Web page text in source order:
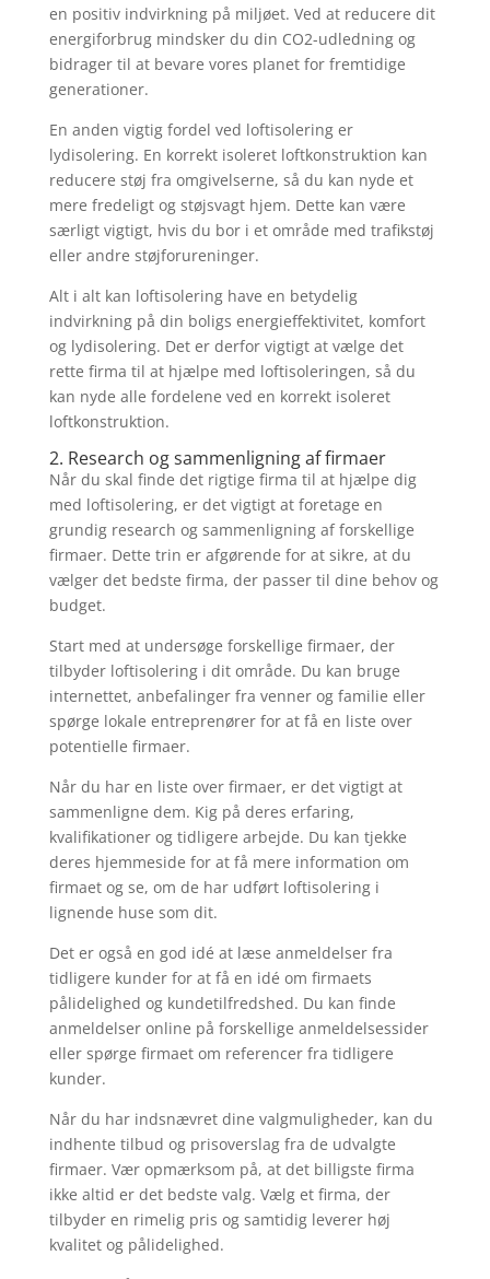
en positiv indvirkning på miljøet. Ved at reducere dit
energiforbrug mindsker du din CO2-udledning og
bidrager til at bevare vores planet for fremtidige
generationer.
En anden vigtig fordel ved loftisolering er
lydisolering. En korrekt isoleret loftkonstruktion kan
reducere støj fra omgivelserne, så du kan nyde et
mere fredeligt og støjsvagt hjem. Dette kan være
særligt vigtigt, hvis du bor i et område med trafikstøj
eller andre støjforureninger.
Alt i alt kan loftisolering have en betydelig
indvirkning på din boligs energieffektivitet, komfort
og lydisolering. Det er derfor vigtigt at vælge det
rette firma til at hjælpe med loftisoleringen, så du
kan nyde alle fordelene ved en korrekt isoleret
loftkonstruktion.
2. Research og sammenligning af firmaer
Når du skal finde det rigtige firma til at hjælpe dig
med loftisolering, er det vigtigt at foretage en
grundig research og sammenligning af forskellige
firmaer. Dette trin er afgørende for at sikre, at du
vælger det bedste firma, der passer til dine behov og
budget.
Start med at undersøge forskellige firmaer, der
tilbyder loftisolering i dit område. Du kan bruge
internettet, anbefalinger fra venner og familie eller
spørge lokale entreprenører for at få en liste over
potentielle firmaer.
Når du har en liste over firmaer, er det vigtigt at
sammenligne dem. Kig på deres erfaring,
kvalifikationer og tidligere arbejde. Du kan tjekke
deres hjemmeside for at få mere information om
firmaet og se, om de har udført loftisolering i
lignende huse som dit.
Det er også en god idé at læse anmeldelser fra
tidligere kunder for at få en idé om firmaets
pålidelighed og kundetilfredshed. Du kan finde
anmeldelser online på forskellige anmeldelsessider
eller spørge firmaet om referencer fra tidligere
kunder.
Når du har indsnævret dine valgmuligheder, kan du
indhente tilbud og prisoverslag fra de udvalgte
firmaer. Vær opmærksom på, at det billigste firma
ikke altid er det bedste valg. Vælg et firma, der
tilbyder en rimelig pris og samtidig leverer høj
kvalitet og pålidelighed.